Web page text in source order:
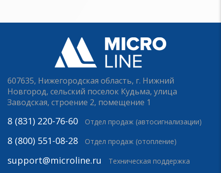
607635, Нижегородская область, г. Нижний
Новгород, сельский поселок Кудьма, улица
Заводская, строение 2, помещение 1
8 (831) 220-76-60 Отдел продаж (автосигнализации)
8 (800) 551-08-28 Отдел продаж (отопление)
support@microline.ru Техническая поддержка